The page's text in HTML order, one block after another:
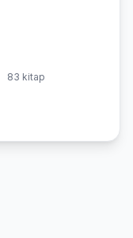
83 kitap